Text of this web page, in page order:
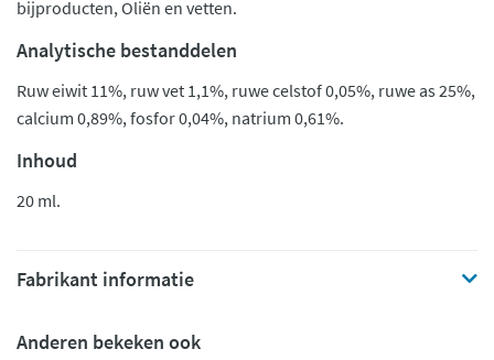
bijproducten, Oliën en vetten.
Analytische bestanddelen
Ruw eiwit 11%, ruw vet 1,1%, ruwe celstof 0,05%, ruwe as 25%,
calcium 0,89%, fosfor 0,04%, natrium 0,61%.
Inhoud
20 ml.
Fabrikant informatie
Anderen bekeken ook